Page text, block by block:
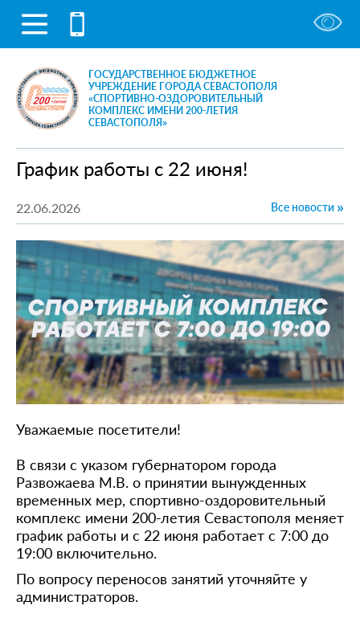
ГОСУДАРСТВЕННОЕ БЮДЖЕТНОЕ
УЧРЕЖДЕНИЕ ГОРОДА СЕВАСТОПОЛЯ
«СПОРТИВНО-ОЗДОРОВИТЕЛЬНЫЙ
КОМПЛЕКС ИМЕНИ 200-ЛЕТИЯ
СЕВАСТОПОЛЯ»
График работы с 22 июня!
22.06.2026 Все новости
Уважаемые посетители!
В связи с указом губернатором города
Развожаева М.В. о принятии вынужденных
временных мер, спортивно-оздоровительный
комплекс имени 200-летия Севастополя меняет
график работы и с 22 июня работает с 7:00 до
19:00 включительно.
По вопросу переносов занятий уточняйте у
администраторов.